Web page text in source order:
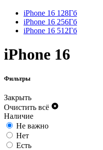
iPhone 16 128Гб
iPhone 16 256Гб
iPhone 16 512Гб
iPhone 16
Фильтры
Закрыть
Очистить всё
Наличие
Не важно
Нет
Есть